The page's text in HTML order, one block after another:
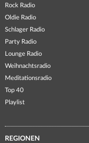
Rock Radio
Oldie Radio
Schlager Radio
Party Radio
Lounge Radio
Weihnachtsradio
Meditationsradio
Top 40
Playlist
REGIONEN